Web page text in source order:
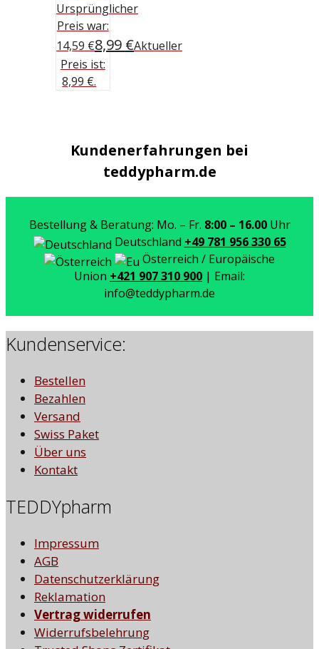
Ursprünglicher
Preis war:
14,59 €8,99 €Aktueller
Preis ist:
8,99 €.
Kundenerfahrungen bei
teddypharm.de
Bestellung & Beratung: Mo. – Fr. 8:00 – 16.00Uhr
Deutschland +49 781 956 330 65
Österreich / Europäische
Union +421 907 310 900 | Email:
info@teddypharm.de
Kundenservice:
Bestellen
Bezahlen
Versand
Swiss Paket
Über uns
Kontakt
TEDDYpharm
Impressum
AGB
Datenschutzerklärung
Reklamation
Vertrag widerrufen
Widerrufsbelehrung